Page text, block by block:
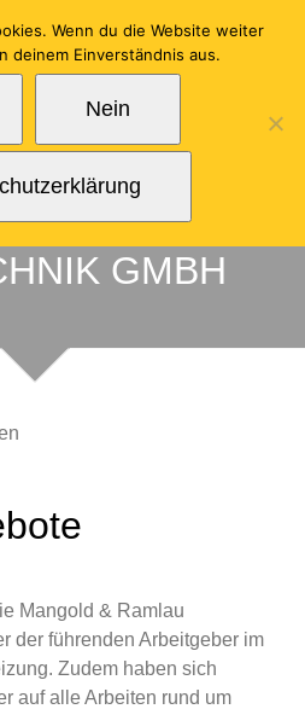
& RAMLAU
GMBH
Mangold & Ramlau
der führenden Arbeitgeber im
Zudem haben sich
auf alle Arbeiten rund um
Wenn du die Website weiter
deinem Einverständnis aus.
Nein